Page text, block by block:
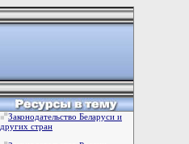
Законодательство Беларуси и
других стран